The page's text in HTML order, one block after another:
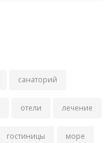
санаторий
отели лечение
гостиницы море